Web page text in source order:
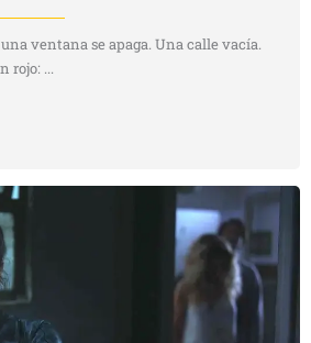
ventana se apaga. Una calle vacía.
rojo: ...